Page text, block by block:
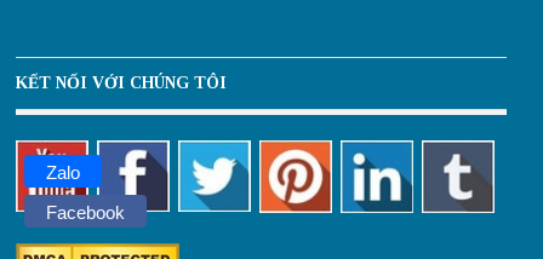
KẾT NỐI VỚI CHÚNG TÔI
Zalo
Facebook